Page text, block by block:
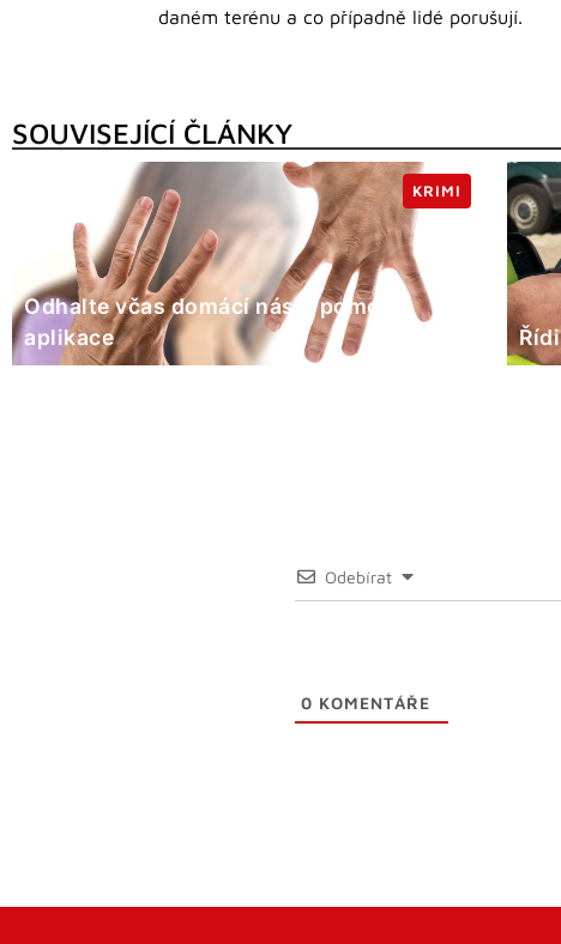
daném terénu a co případně lidé porušují.
SOUVISEJÍCÍ ČLÁNKY
Odhalte včas domácí násilí pomocí
aplikace
KRIMI
Odebírat
0 KOMENTÁŘE